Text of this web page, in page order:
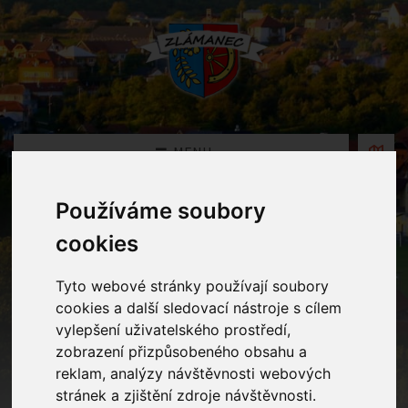
Používáme soubory
cookies
Tyto webové stránky používají soubory
cookies a další sledovací nástroje s cílem
vylepšení uživatelského prostředí,
zobrazení přizpůsobeného obsahu a
reklam, analýzy návštěvnosti webových
stránek a zjištění zdroje návštěvnosti.
MENU
Oznámení
Výlet Zoo Lešná
12.06.2025 v kategoriiMateřská školka